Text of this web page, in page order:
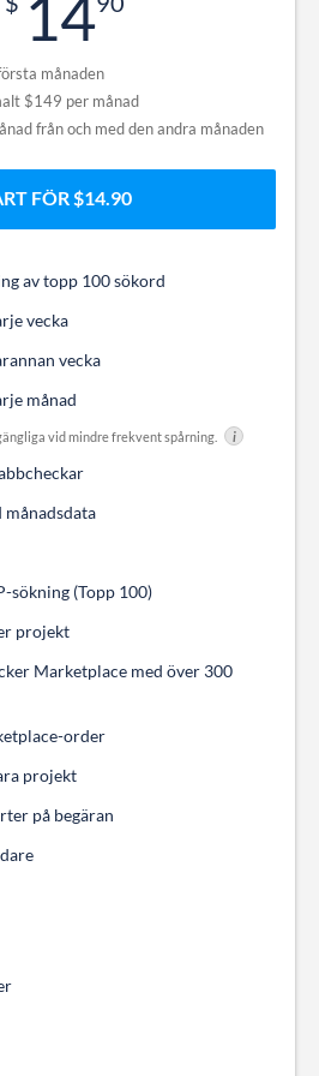
14
månaden
$149 per månad
från och med den andra månaden
FÖR $14.90
av topp 100 sökord
vecka
vecka
månad
vid mindre frekvent spårning. i
månadsdata
sökning (Topp 100)
projekt
Marketplace med över 300
order
projekt
på begäran